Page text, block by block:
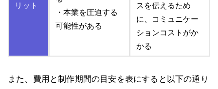
リット
・本業を圧迫する
可能性がある
スを伝えるため
に、コミュニケー
ションコストがか
かる
また、費用と制作期間の目安を表にすると以下の通り